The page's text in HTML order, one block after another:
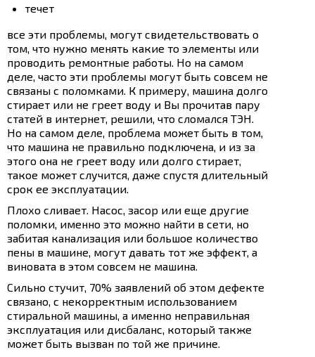
течет
все эти проблемы, могут свидетельствовать о
том, что нужно менять какие то элементы или
проводить ремонтные работы. Но на самом
деле, часто эти проблемы могут быть совсем не
связаны с поломками. К примеру, машина долго
стирает или не греет воду и Вы прочитав пару
статей в интернет, решили, что сломался ТЭН.
Но на самом деле, проблема может быть в том,
что машина не правильно подключена, и из за
этого она не греет воду или долго стирает,
такое может случится, даже спустя длительный
срок ее эксплуатации.
Плохо сливает. Насос, засор или еще другие
поломки, именно это можно найти в сети, но
забитая канализация или большое количество
пены в машине, могут давать тот же эффект, а
виновата в этом совсем не машина.
Сильно стучит, 70% заявлений об этом дефекте
связано, с некорректным использованием
стиральной машины, а именно неправильная
эксплуатация или дисбаланс, который также
может быть вызван по той же причине.